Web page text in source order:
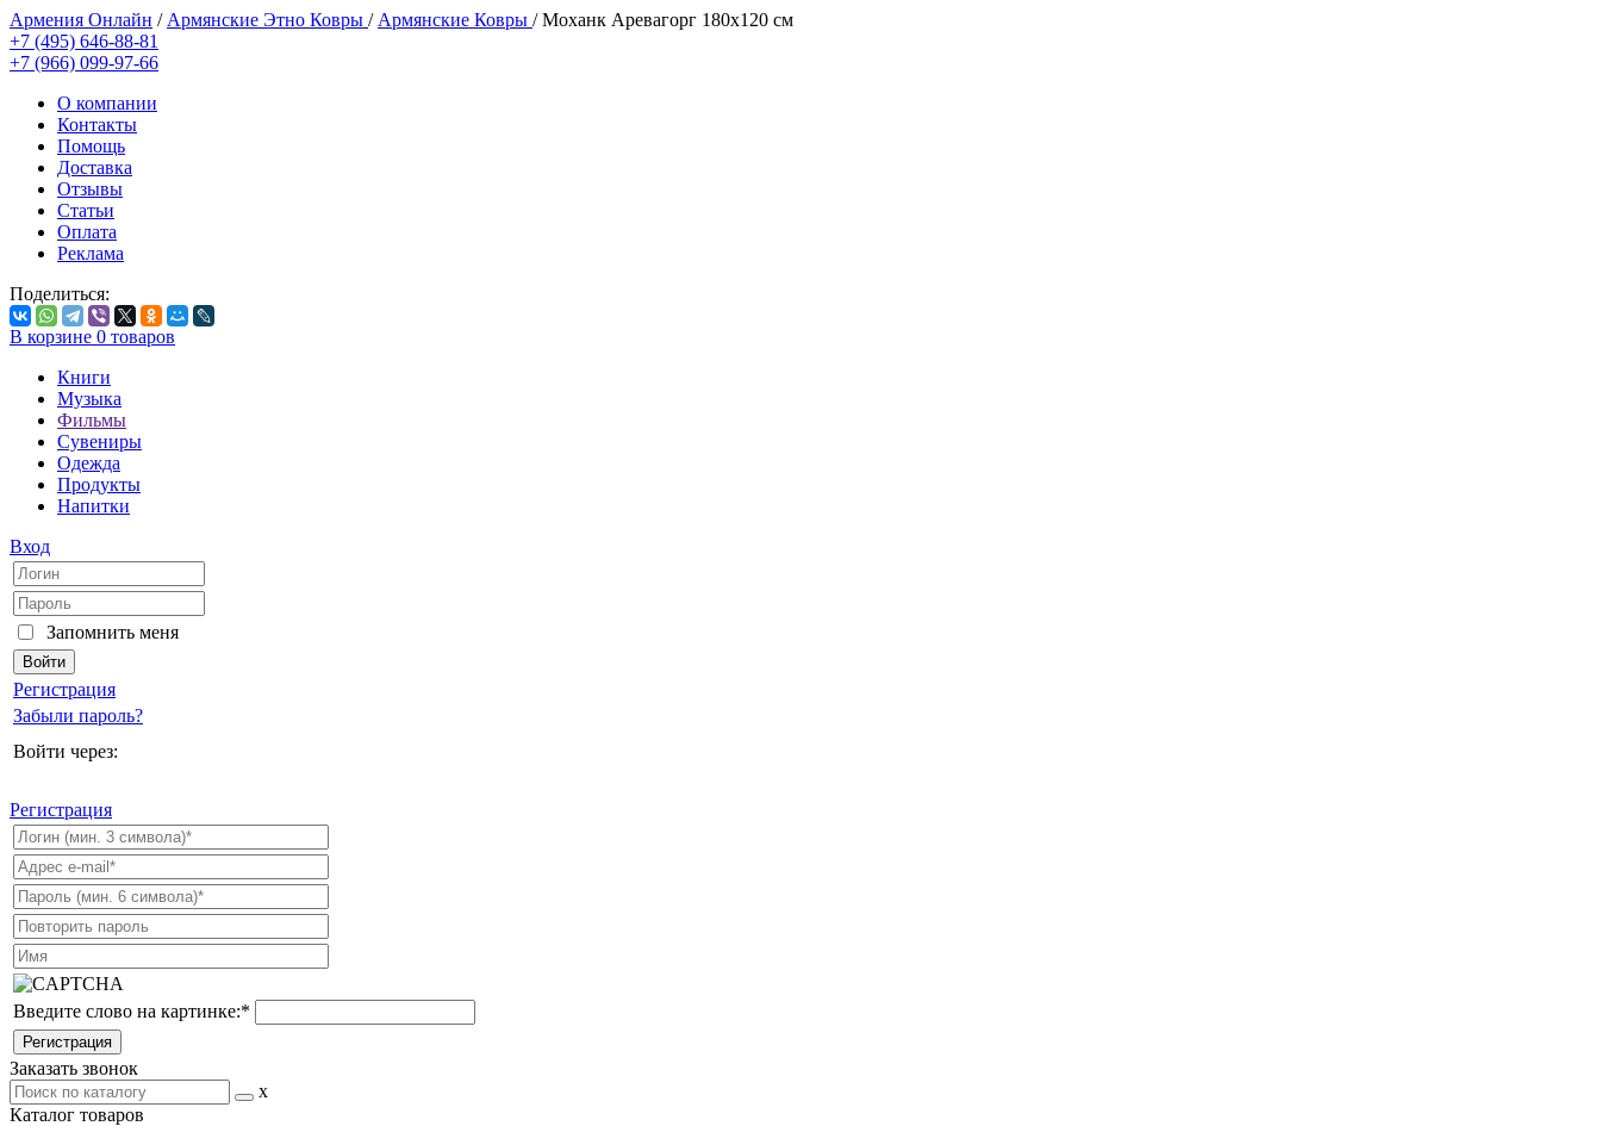
Армения Онлайн / Армянские Этно Ковры / Армянские Ковры /Моханк Аревагорг 180х120 см
+7 (495) 646-88-81
+7 (966) 099-97-66
О компании
Контакты
Помощь
Доставка
Отзывы
Статьи
Оплата
Реклама
Поделиться:
В корзине 0 товаров
Книги
Музыка
Фильмы
Сувениры
Одежда
Продукты
Напитки
Вход
Запомнить меня
Регистрация
Забыли пароль?
Войти через:
Регистрация
Введите слово на картинке:*
Заказать звонок
x
Каталог товаров